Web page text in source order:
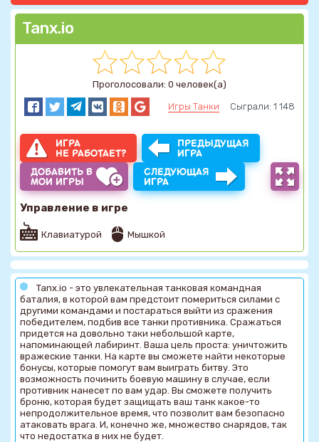
Tanx.io
Проголосовали: 0 человек(а)
Игры Танки Сыграли: 1 148
ИГРА
НЕ РАБОТАЕТ?
ПРЕДЫДУЩАЯ
ИГРА
ДОБАВИТЬ В
МОИ ИГРЫ
СЛЕДУЮЩАЯ
ИГРА
Управление в игре
Клавиатурой Мышкой
Tanx.io - это увлекательная танковая командная
баталия, в которой вам предстоит помериться силами с
другими командами и постараться выйти из сражения
победителем, подбив все танки противника. Сражаться
придется на довольно таки небольшой карте,
напоминающей лабиринт. Ваша цель проста: уничтожить
вражеские танки. На карте вы сможете найти некоторые
бонусы, которые помогут вам выиграть битву. Это
возможность починить боевую машину в случае, если
противник нанесет по вам удар. Вы сможете получить
броню, которая будет защищать ваш танк какое-то
непродолжительное время, что позволит вам безопасно
атаковать врага. И, конечно же, множество снарядов, так
что недостатка в них не будет.